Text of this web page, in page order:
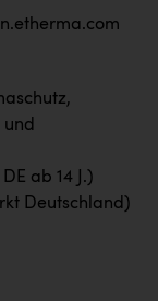
ab 14 J.)
Deutschland)